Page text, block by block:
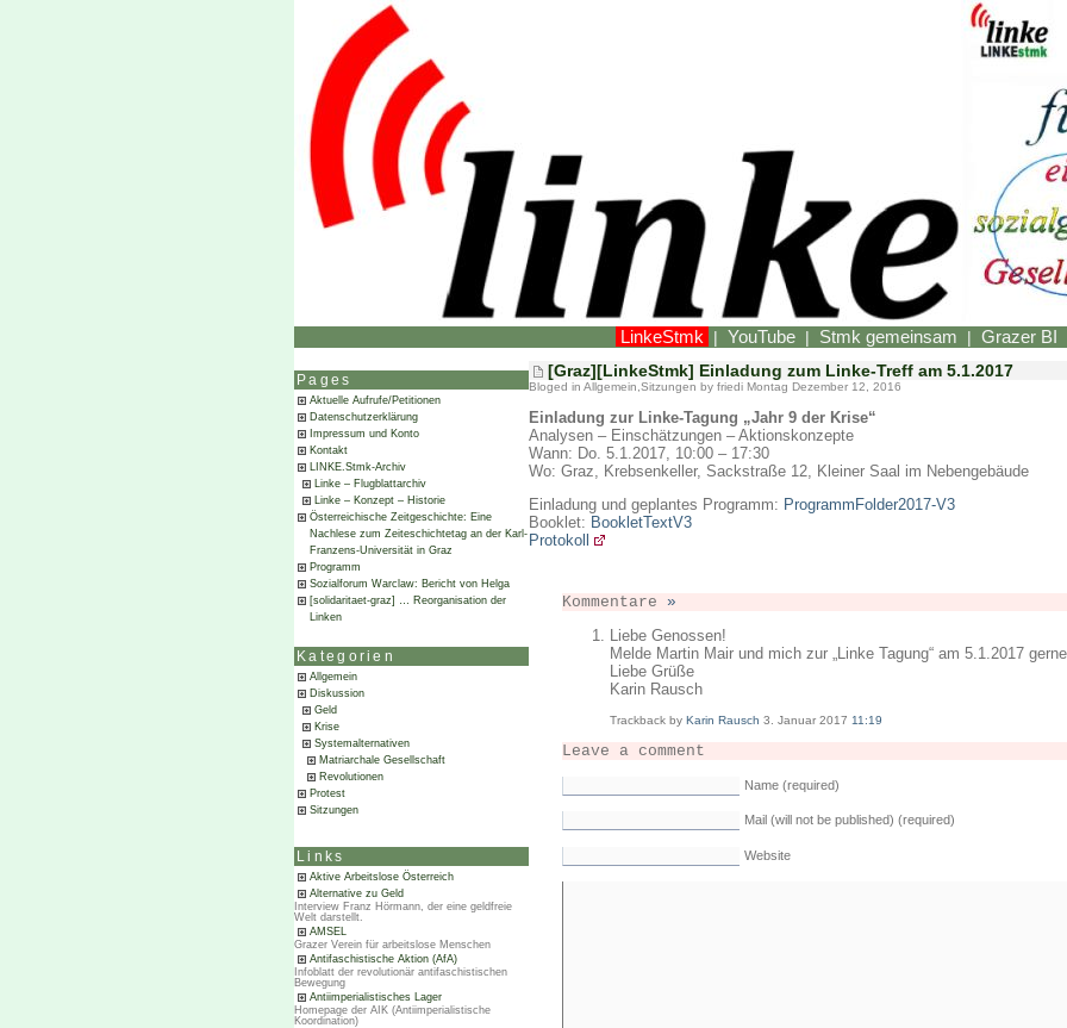
LinkeStmk | YouTube | Stmk gemeinsam | Grazer BI
Pages
Aktuelle Aufrufe/Petitionen
Datenschutzerklärung
Impressum und Konto
Kontakt
LINKE.Stmk-Archiv
Linke – Flugblattarchiv
Linke – Konzept – Historie
Österreichische Zeitgeschichte: Eine
Nachlese zum Zeiteschichtetag an der Karl-
Franzens-Universität in Graz
Programm
Sozialforum Warclaw: Bericht von Helga
[solidaritaet-graz] … Reorganisation der
Linken
Kategorien
Allgemein
Diskussion
Geld
Krise
Systemalternativen
Matriarchale Gesellschaft
Revolutionen
Protest
Sitzungen
Links
Aktive Arbeitslose Österreich
Alternative zu Geld
Interview Franz Hörmann, der eine geldfreie
Welt darstellt.
AMSEL
Grazer Verein für arbeitslose Menschen
Antifaschistische Aktion (AfA)
Infoblatt der revolutionär antifaschistischen
Bewegung
Antiimperialistisches Lager
Homepage der AIK (Antiimperialistische
Koordination)
[Graz][LinkeStmk] Einladung zum Linke-Treff am 5.1.2017
Bloged in Allgemein Sitzungen by friedi Montag Dezember 12, 2016
Einladung zur Linke-Tagung „Jahr 9 der Krise“
Analysen – Einschätzungen – Aktionskonzepte
Wann: Do. 5.1.2017, 10:00 – 17:30
Wo: Graz, Krebsenkeller, Sackstraße 12, Kleiner Saal im Nebengebäude
Einladung und geplantes Programm: ProgrammFolder2017-V3
Booklet: BookletTextV3
Protokoll
Kommentare »
Liebe Genossen!
Melde Martin Mair und mich zur „Linke Tagung“ am 5.1.2017
Liebe Grüße
Karin Rausch
Trackback by Karin Rausch 3. Januar 2017 11:19
Leave a comment
Name (required)
Mail (will not be published) (required)
Website